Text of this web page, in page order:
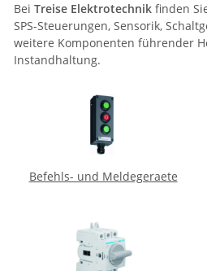
Bei Treise Elektrotechnik finden
SPS-Steuerungen, Sensorik,
weitere Komponenten führender
Instandhaltung.
Befehls- und Meldegeraete